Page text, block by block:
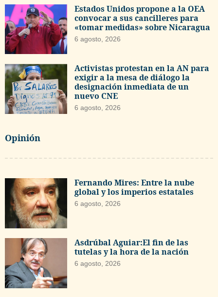
Estados Unidos propone a la OEA
convocar a sus cancilleres para
«tomar medidas» sobre Nicaragua
6 agosto, 2026
Activistas protestan en la AN para
exigir a la mesa de diálogo la
designación inmediata de un
nuevo CNE
6 agosto, 2026
Opinión
Fernando Mires: Entre la nube
global y los imperios estatales
6 agosto, 2026
Asdrúbal Aguiar:El fin de las
tutelas y la hora de la nación
6 agosto, 2026